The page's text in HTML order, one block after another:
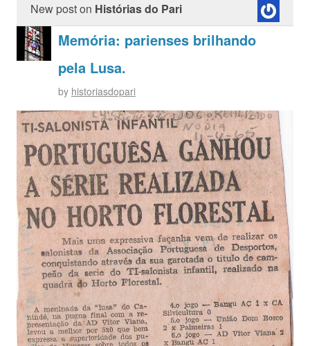
New post on Histórias do Pari
Memória: parienses brilhando
pela Lusa.
by historiasdopari